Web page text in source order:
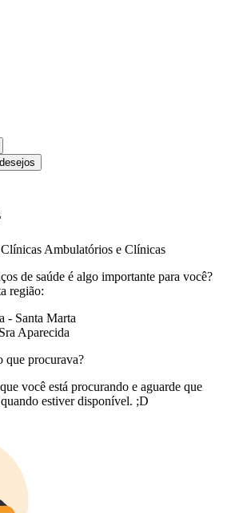
Ambulatórios e Clínicas
de saúde é algo importante para você?
região:
- Santa Marta
Aparecida
que procurava?
você está procurando e aguarde que
estiver disponível. ;D